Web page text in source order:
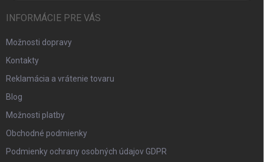
INFORMÁCIE PRE VÁS
Možnosti dopravy
Kontakty
Reklamácia a vrátenie tovaru
Blog
Možnosti platby
Obchodné podmienky
Podmienky ochrany osobných údajov GDPR